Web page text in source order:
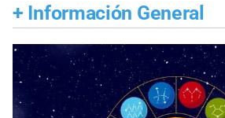
+ Información General